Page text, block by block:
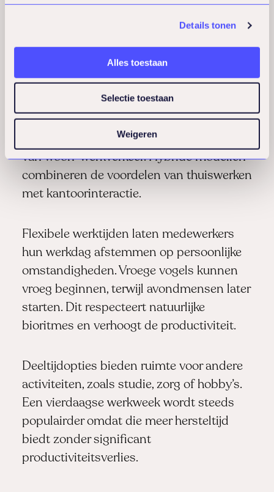
Details tonen
Alles toestaan
Selectie toestaan
Weigeren
geven medewerkers meer controle over
hun werk-privébalans en verminderen
stress.
Thuiswerkenelimineert reistijd en biedt
een rustige werkomgeving. Veel
medewerkers zijn thuis productiever en
ervaren minder stress door het wegvallen
van woon-werkverkeer. Hybride modellen
combineren de voordelen van thuiswerken
met kantoorinteractie.
Flexibele werktijden laten medewerkers
hun werkdag afstemmen op persoonlijke
omstandigheden. Vroege vogels kunnen
vroeg beginnen, terwijl avondmensen later
starten. Dit respecteert natuurlijke
bioritmes en verhoogt de productiviteit.
Deeltijdopties bieden ruimte voor andere
activiteiten, zoals studie, zorg of hobby’s.
Een vierdaagse werkweek wordt steeds
populairder omdat die meer hersteltijd
biedt zonder significant
productiviteitsverlies.